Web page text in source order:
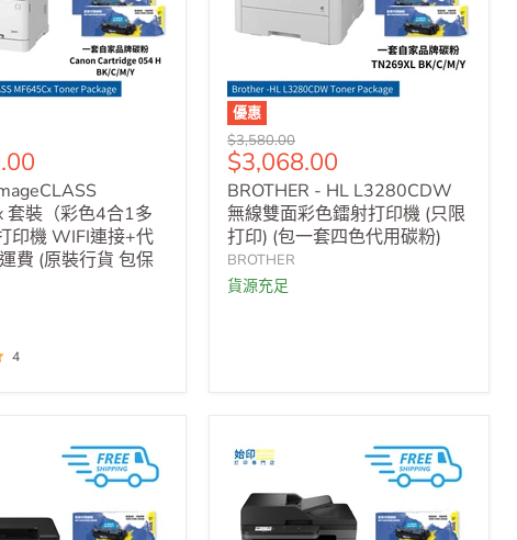
套裝（彩色4合1多
印機 WIFI連接+代
費 (原裝行貨 包保
4
優惠
原
價
$3,580.00
售
價
$3,068.00
BROTHER - HL L3280CDW
無線雙面彩色鐳射打印機 (只限
打印) (包一套四色代用碳粉)
BROTHER
貨源充足